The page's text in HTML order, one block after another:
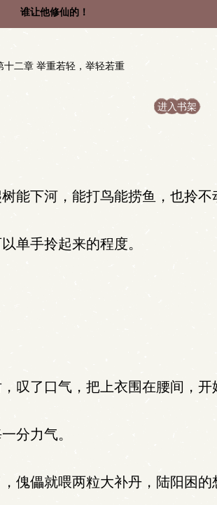
谁让他修仙的！
十二章 举重若轻，举轻若重
进入书架
下河，能打鸟能捞鱼，也拎不
单手拎起来的程度。
了口气，把上衣围在腰间，开
分力气。
傀儡就喂两粒大补丹，陆阳困